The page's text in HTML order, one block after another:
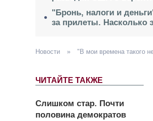
"Бронь, налоги и
за прилеты. Насколько
Новости » "В мои времена такого
ЧИТАЙТЕ ТАКЖЕ
Слишком стар. Почти
половина демократов